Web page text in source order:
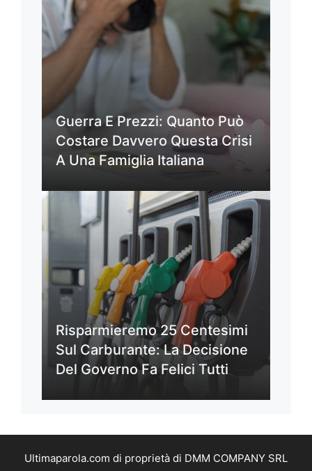
Guerra E Prezzi: Quanto Può
Costare Davvero Questa Crisi
A Una Famiglia Italiana
Risparmieremo 25 Centesimi
Sul Carburante: La Decisione
Del Governo Fa Felici Tutti
Ultimaparola.com di proprietà di DMM COMPANY SRL